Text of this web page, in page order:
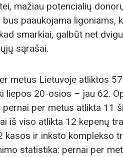
mažiau potencialių
paaukojama ligoniams,
smarkiai, galbūt net
sąrašai.
metus Lietuvoje atliktos
liepos 20-osios – jau 62.
pernai per metus atlikta 11
iš viso atlikta 12 kepenų
kasos ir inksto komplekso
statistika: pernai per